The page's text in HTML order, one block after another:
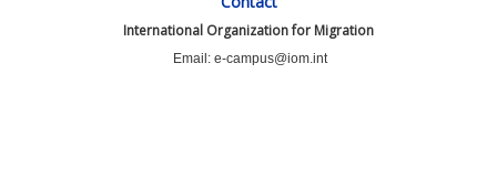
International Organization for Migration
Email: e-campus@iom.int